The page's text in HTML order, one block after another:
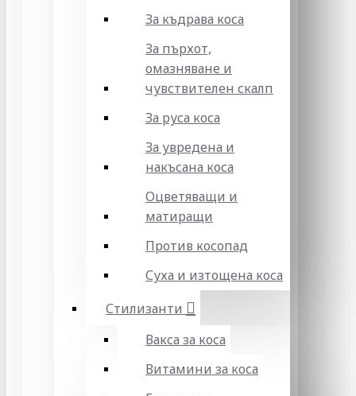
За къдрава коса
За пърхот,
омазняване и
чувствителен скалп
За руса коса
За увредена и
накъсана коса
Оцветяващи и
матиращи
Против косопад
Суха и изтощена коса
Стилизанти
Вакса за коса
Витамини за коса